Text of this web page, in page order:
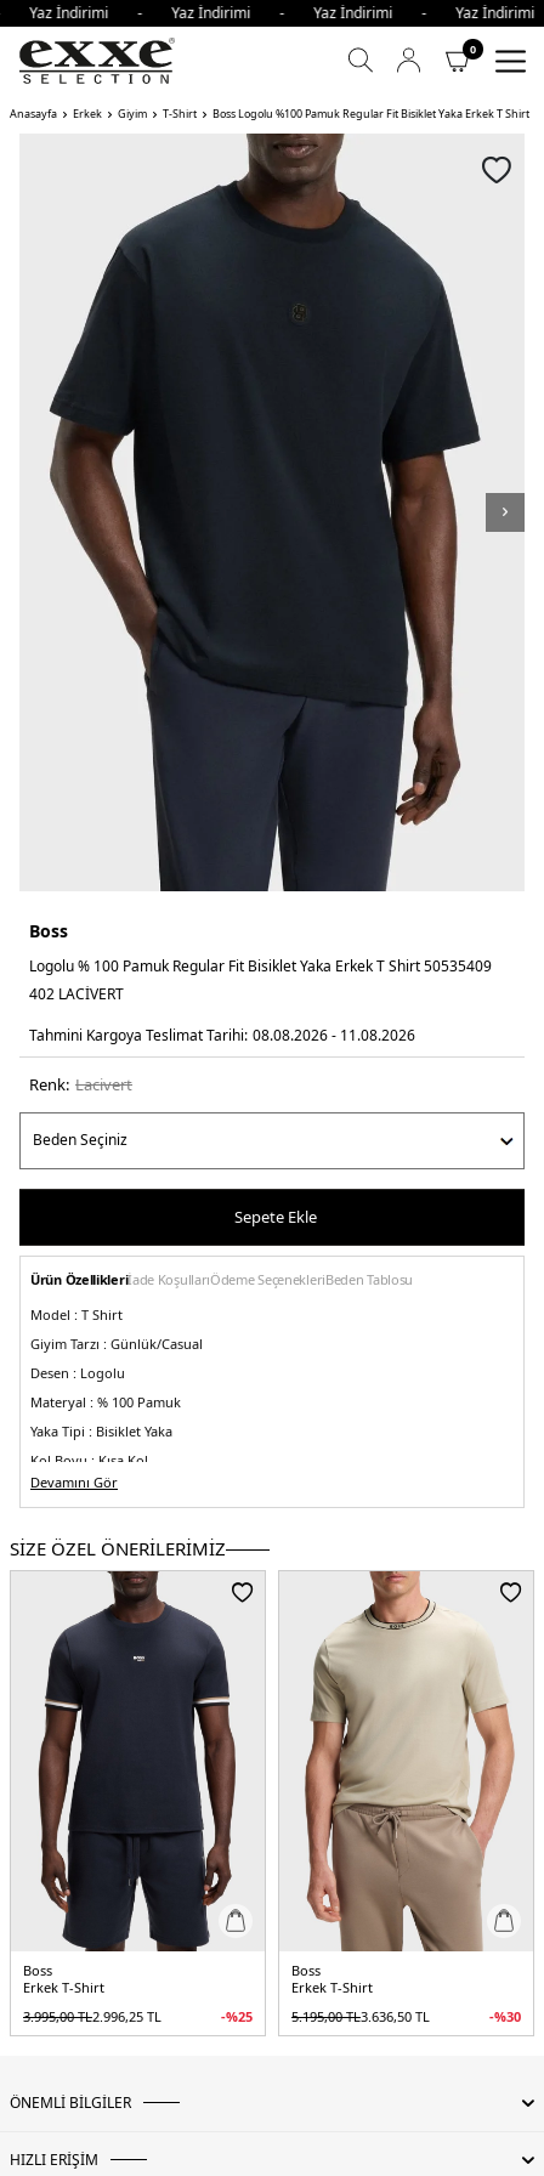
İndirimi - Yaz İndirimi - Yaz İndirimi - Yaz
0
Anasayfa Erkek Giyim T-Shirt Boss Logolu %100 Pamuk Regular Fit Bisiklet Yaka Erkek T Shirt
Boss
Logolu % 100 Pamuk Regular Fit Bisiklet Yaka Erkek T Shirt 50535409
402 LACİVERT
Tahmini Kargoya Teslimat Tarihi: 08.08.2026 - 11.08.2026
Renk: laci̇vert
Sepete Ekle
Ürün Özellikleriİade KoşullarıÖdeme SeçenekleriBeden Tablosu
Model : T Shirt
Giyim Tarzı : Günlük/Casual
Desen : Logolu
Materyal : % 100 Pamuk
Yaka Tipi : Bisiklet Yaka
Kol Boyu : Kısa Kol
Kalıp Bilgisi :Regular Fit
5DY150535409402.12
Devamını Gör
SİZE ÖZEL ÖNERİLERİMİZ
Boss
Erkek T-Shirt
3.995,00TL2.996,25 TL -%25
Boss
Erkek T-Shirt
5.195,00TL3.636,50 TL -%30
ÖNEMLİ BİLGİLER
HIZLI ERİŞİM